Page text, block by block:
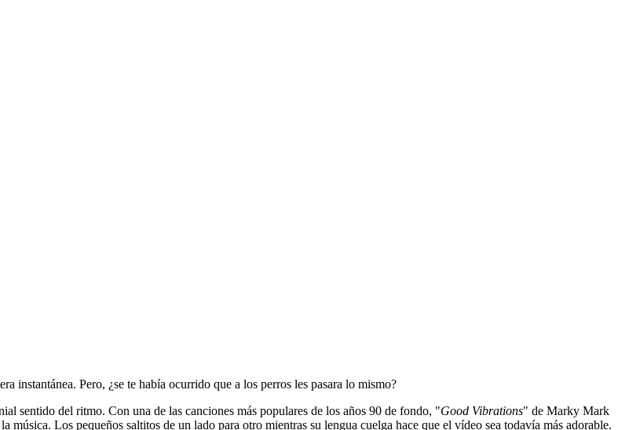
instantánea. Pero, ¿se te había ocurrido que a los perros les pasara lo mismo?
sentido del ritmo. Con una de las canciones más populares de los años 90 de fondo, "Good Vibrations" de Marky Mark
música. Los pequeños saltitos de un lado para otro mientras su lengua cuelga hace que el vídeo sea todavía más adorable.